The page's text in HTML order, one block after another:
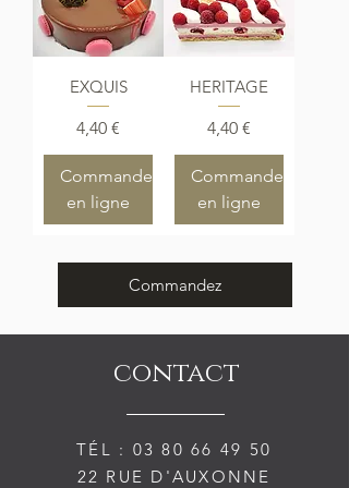
EXQUIS
Prix
4,40 €
Commander
en ligne
HERITAGE
Prix
4,40 €
Commander
en ligne
Commandez
contact
TÉL : 03 80 66 49 50
22 RUE D'AUXONNE